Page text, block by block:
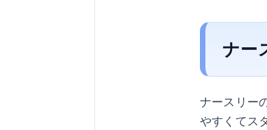
ナー
ナースリー
やすくてス